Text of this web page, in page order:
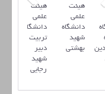
هیئت
علمی
دانشگاه
تربیت
دبیر
شهید
رجایی
هیئت
علمی
دانشگاه
شهید
بهشتی